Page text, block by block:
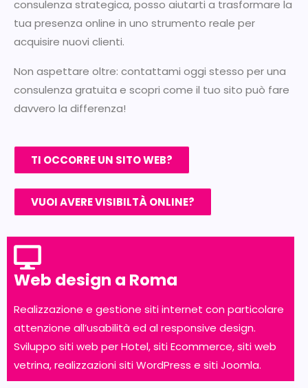
consulenza strategica, posso aiutarti a trasformare la
tua presenza online in uno strumento reale per
acquisire nuovi clienti.
Non aspettare oltre: contattami oggi stesso per una
consulenza gratuita e scopri come il tuo sito può fare
davvero la differenza!
TI OCCORRE UN SITO WEB?
VUOI AVERE VISIBILTÀ ONLINE?
Web design a Roma
Realizzazione e gestione siti internet con particolare
attenzione all’usabilità ed al responsive design.
Sviluppo siti web per Hotel, siti Ecommerce, siti web
vetrina, realizzazioni siti WordPress e siti Joomla.